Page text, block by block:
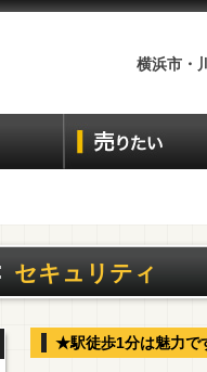
横浜市・
セキュリティ
★駅徒歩1分は魅力